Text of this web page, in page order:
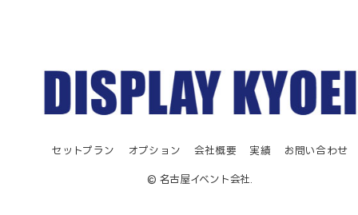
セットプラン オプション 会社概要 実績 お問い合わせ
© 名古屋イベント会社.